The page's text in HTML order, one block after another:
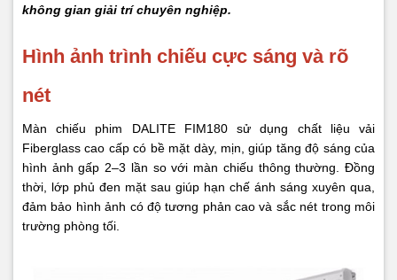
không gian giải trí chuyên nghiệp.
Hình ảnh trình chiếu cực sáng và rõ
nét
Màn chiếu phim DALITE FIM180 sử dụng chất liệu vải
Fiberglass cao cấp có bề mặt dày, mịn, giúp tăng độ sáng của
hình ảnh gấp 2–3 lần so với màn chiếu thông thường. Đồng
thời, lớp phủ đen mặt sau giúp hạn chế ánh sáng xuyên qua,
đảm bảo hình ảnh có độ tương phản cao và sắc nét trong môi
trường phòng tối.